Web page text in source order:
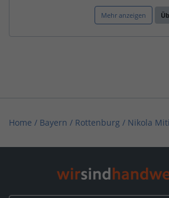
Mehr anzeigen
Home / Bayern / Rottenburg / Nikola